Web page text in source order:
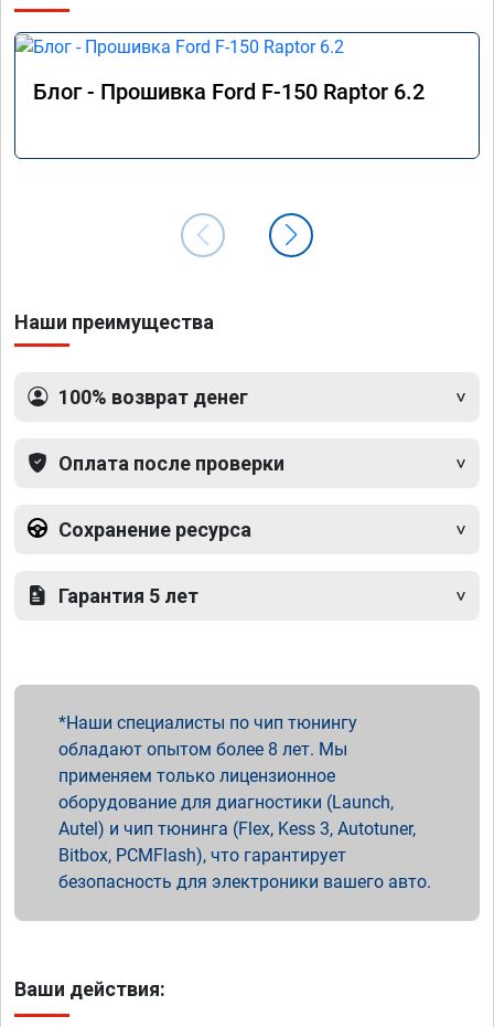
Блог - Прошивка Ford F-150 Raptor 6.2
Наши преимущества
100% возврат денег
Оплата после проверки
Сохранение ресурса
Гарантия 5 лет
Наши специалисты по чип тюнингу
обладают опытом более 8 лет. Мы
применяем только лицензионное
оборудование для диагностики (Launch,
Autel) и чип тюнинга (Flex, Kess 3, Autotuner,
Bitbox, PCMFlash), что гарантирует
безопасность для электроники вашего авто.
Ваши действия: